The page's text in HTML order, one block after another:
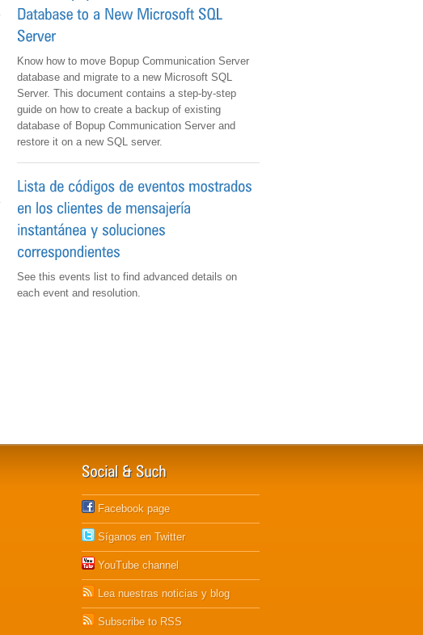
Know how to move Bopup Communication Server
database and migrate to a new Microsoft SQL
Server. This document contains a step-by-step
guide on how to create a backup of existing
database of Bopup Communication Server and
restore it on a new SQL server.
See this events list to find advanced details on
each event and resolution.
Facebook page
Síganos en Twitter
YouTube channel
Lea nuestras noticias y blog
Subscribe to RSS